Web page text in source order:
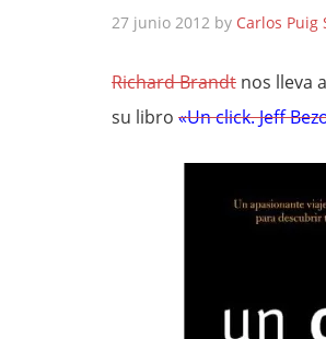
27 junio 2012 by Carlos Puig
Richard Brandt nos lleva
su libro «Un click. Jeff